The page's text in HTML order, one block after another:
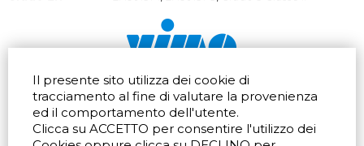
Il presente sito utilizza dei cookie di
tracciamento al fine di valutare la provenienza
ed il comportamento dell'utente.
Clicca su ACCETTO per consentire l'utilizzo dei
Via dell'artigianato 32Q
20865 Usmate Velate (MB)
Indicazioni Stradali
Tel. +39 039 672520
Fax +39 039 672568
Email
Via Pontina 583
Via San Crispino 64